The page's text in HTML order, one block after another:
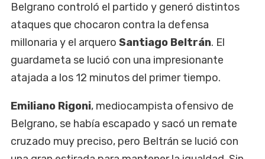
Belgrano controló el partido y generó distintos
ataques que chocaron contra la defensa
millonaria y el arquero Santiago Beltrán. El
guardameta se lució con una impresionante
atajada a los 12 minutos del primer tiempo.
Emiliano Rigoni, mediocampista ofensivo de
Belgrano, se había escapado y sacó un remate
cruzado muy preciso, pero Beltrán se lució con